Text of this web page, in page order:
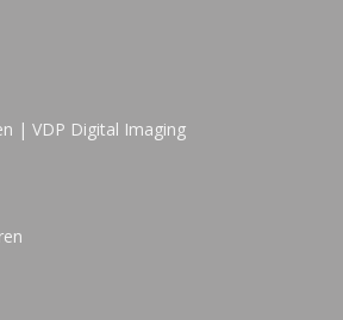
| VDP Digital Imaging